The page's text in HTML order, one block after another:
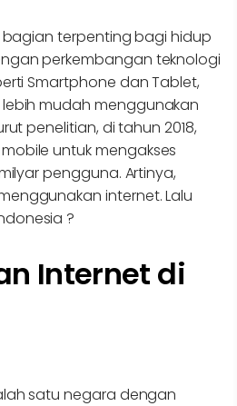
terpenting bagi hidup
perkembangan teknologi
Smartphone dan Tablet,
mudah menggunakan
penelitian, di tahun 2018,
untuk mengakses
pengguna. Artinya,
internet. Lalu
?
Internet di
satu negara dengan